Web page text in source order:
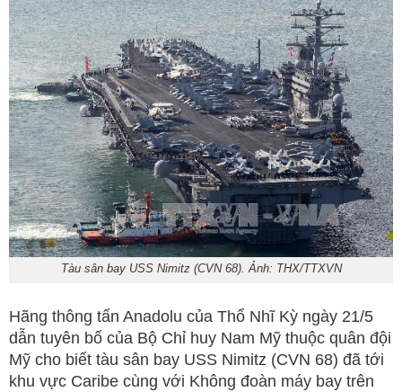
Tàu sân bay USS Nimitz (CVN 68). Ảnh: THX/TTXVN
Hãng thông tấn Anadolu của Thổ Nhĩ Kỳ ngày 21/5
dẫn tuyên bố của Bộ Chỉ huy Nam Mỹ thuộc quân đội
Mỹ cho biết tàu sân bay USS Nimitz (CVN 68) đã tới
khu vực Caribe cùng với Không đoàn máy bay trên